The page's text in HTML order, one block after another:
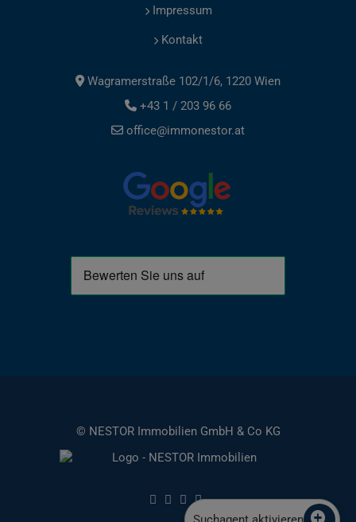
Impressum
Kontakt
Wagramerstraße 102/1/6, 1220 Wien
+43 1 / 203 96 66
office@immonestor.at
© NESTOR Immobilien GmbH & Co KG